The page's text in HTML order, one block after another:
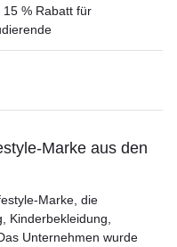
15 % Rabatt für
Marke aus den
Marke, die
Kinderbekleidung,
Unternehmen wurde